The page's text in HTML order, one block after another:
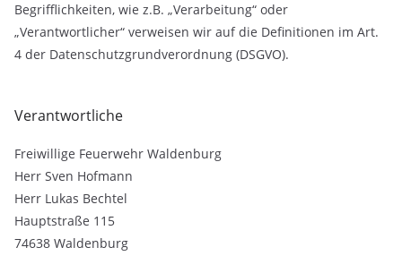
Begrifflichkeiten, wie z.B. „Verarbeitung“ oder
„Verantwortlicher“ verweisen wir auf die Definitionen im Art.
4 der Datenschutzgrundverordnung (DSGVO).
Verantwortliche
Freiwillige Feuerwehr Waldenburg
Herr Sven Hofmann
Herr Lukas Bechtel
Hauptstraße 115
74638 Waldenburg